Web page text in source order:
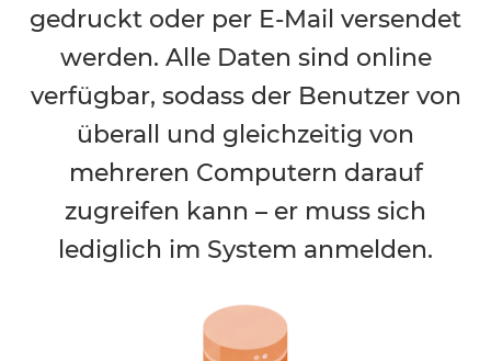
gedruckt oder per E-Mail versendet
werden. Alle Daten sind online
verfügbar, sodass der Benutzer von
überall und gleichzeitig von
mehreren Computern darauf
zugreifen kann – er muss sich
lediglich im System anmelden.